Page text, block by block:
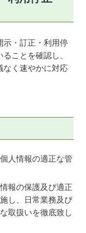
示・訂正・利用停
ことを確認し、
なく速やかに対応
人情報の適正な管
報の保護及び適正
し、日常業務及び
取扱いを徹底致し